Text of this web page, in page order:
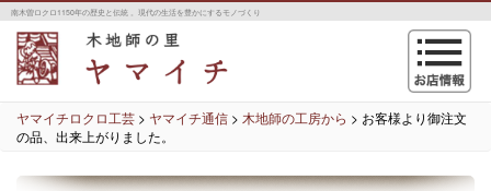
南木曽ロクロ1150年の歴史と伝統 。現代の生活を豊かにするモノづくり
navigation
ヤマイチロクロ工芸 > ヤマイチ通信 > 木地師の工房から > お客様より御注文
の品、出来上がりました。